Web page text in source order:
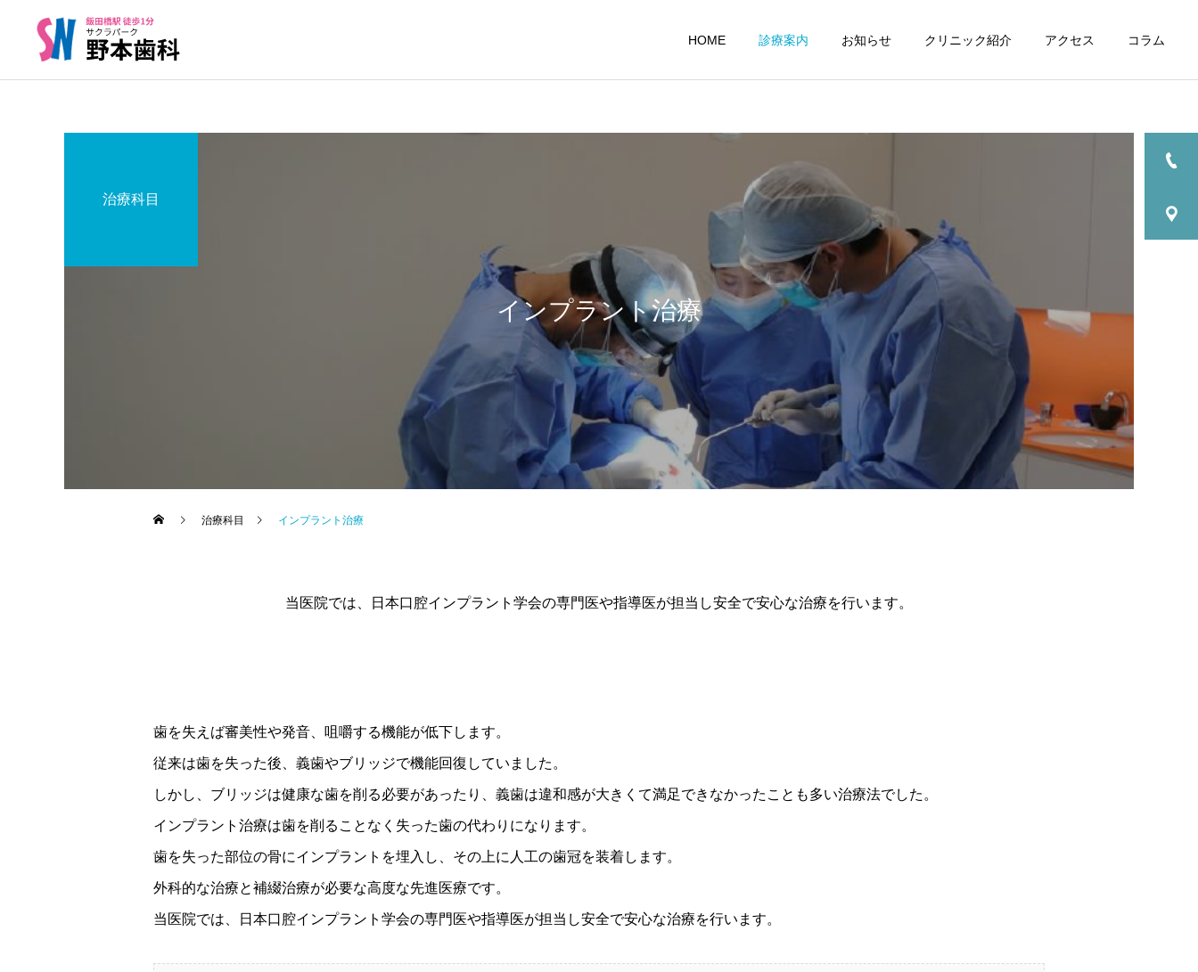
HOME 診療案内 お知らせ クリニック紹介 アクセス コラム
診療一覧
ホワイトニング 矯正治療 全顎総合治療
歯周病治療 インプラント治療 審美歯科治療
口腔ケアは老後のQOL（生
インプラント治療の質問に
インプラント治療について
学術誌で論文発表
院長コラム
インプラント学会で講演
を用いて行います。治療は
インプラント治療
治療科目
治療科目 インプラント治療
当医院では、日本口腔インプラント学会の専門医や指導医が担当し安全で安心な治療を行います。
歯を失えば審美性や発音、咀嚼する機能が低下します。
従来は歯を失った後、義歯やブリッジで機能回復していました。
しかし、ブリッジは健康な歯を削る必要があったり、義歯は違和感が大きくて満足できなかったことも多い治療法でした。
インプラント治療は歯を削ることなく失った歯の代わりになります。
歯を失った部位の骨にインプラントを埋入し、その上に人工の歯冠を装着します。
外科的な治療と補綴治療が必要な高度な先進医療です。
当医院では、日本口腔インプラント学会の専門医や指導医が担当し安全で安心な治療を行います。